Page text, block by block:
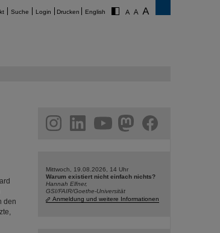
Suche Login Drucken English
den
facebook
Mittwoch, 19.08.2026, 14 Uhr
Warum existiert nicht einfach nichts?
Hannah Elfner,
GSI/FAIR/Goethe-Universität
Anmeldung und weitere Informationen